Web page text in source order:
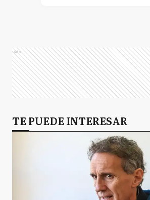
Ads
TE PUEDE INTERESAR